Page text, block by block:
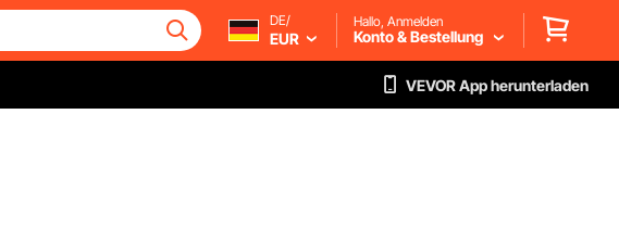
DE/
EUR
Hallo, Anmelden
Konto & Bestellung
VEVOR App herunterladen